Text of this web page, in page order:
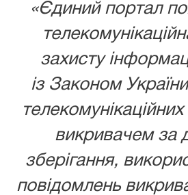
«Єдиний портал
захисту
із Законом України
викривачем за
зберігання,
повідомлень